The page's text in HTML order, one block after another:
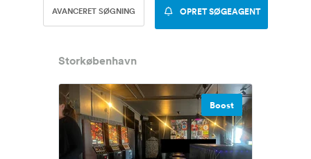
AVANCERET SØGNING OPRET SØGEAGENT
Storkøbenhavn
Boost